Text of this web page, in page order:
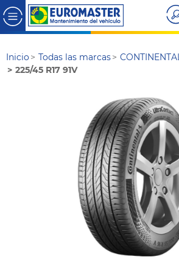
Inicio Todas las marcas
225/45 R17 91V